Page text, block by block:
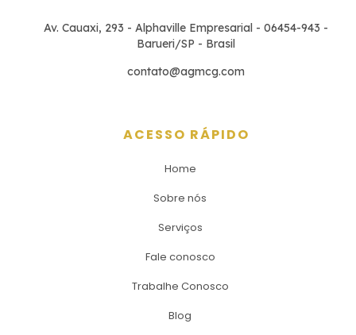
Av. Cauaxi, 293 - Alphaville Empresarial - 06454-943 -
Barueri/SP - Brasil
contato@agmcg.com
ACESSO RÁPIDO
Home
Sobre nós
Serviços
Fale conosco
Trabalhe Conosco
Blog